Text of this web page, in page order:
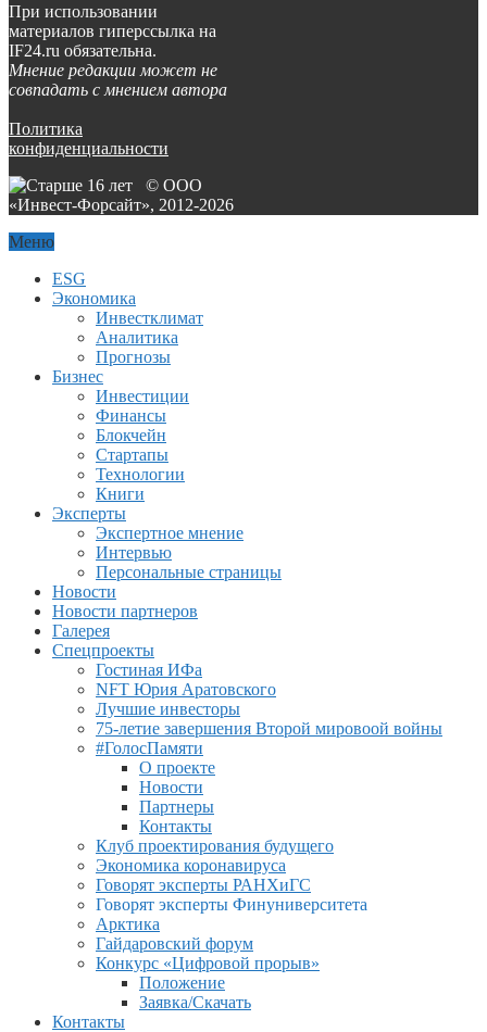
При использовании
материалов гиперссылка на
IF24.ru обязательна.
Мнение редакции может не
совпадать с мнением автора
Политика
конфиденциальности
© ООО
«Инвест-Форсайт», 2012-2026
Меню
ESG
Экономика
Инвестклимат
Аналитика
Прогнозы
Бизнес
Инвестиции
Финансы
Блокчейн
Стартапы
Технологии
Книги
Эксперты
Экспертное мнение
Интервью
Персональные страницы
Новости
Новости партнеров
Галерея
Спецпроекты
Гостиная ИФа
NFT Юрия Аратовского
Лучшие инвесторы
75-летие завершения Второй мировоой войны
#ГолосПамяти
О проекте
Новости
Партнеры
Контакты
Клуб проектирования будущего
Экономика коронавируса
Говорят эксперты РАНХиГС
Говорят эксперты Финуниверситета
Арктика
Гайдаровский форум
Конкурс «Цифровой прорыв»
Положение
Заявка/Скачать
Контакты